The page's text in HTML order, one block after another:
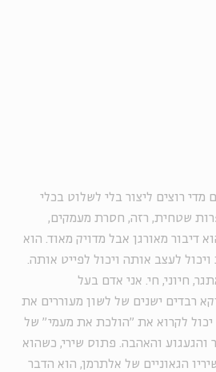
מדי רוצים ליצור בלי לשלוט בכלי
שטחית, רזה, חסרת מעמקים,
דיבור מאורגן אבל מדויק מאוד. הוא
לעצב אותה ויכול לפייט אותה.
חיוני, חי. אני אדם בעל
רבדים ישנים של לשון מעוררים את
יכול לקרוא את "הולכת את מעמי" של
והגעגוע והאהבה. פתוס שירי, כשהוא
הגאוניים של אלתרמן, הוא הדבר